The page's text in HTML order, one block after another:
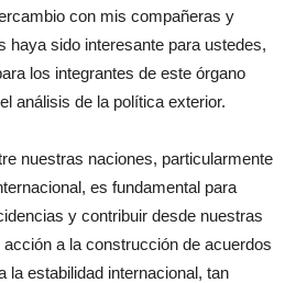
con mis compañeras y
haya sido interesante para ustedes,
los integrantes de este órgano
análisis de la política exterior.
nuestras naciones, particularmente
es fundamental para
y contribuir desde nuestras
a la construcción de acuerdos
la estabilidad internacional, tan